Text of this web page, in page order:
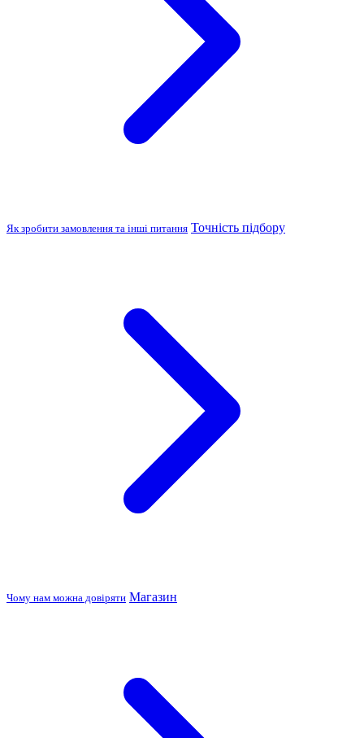
Як зробити замовлення та інші питання Точність підбору
Чому нам можна довіряти Магазин